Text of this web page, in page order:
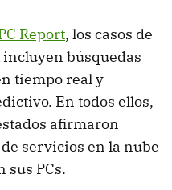
Report, los casos de
incluyen búsquedas
tiempo real y
En todos ellos,
afirmaron
servicios en la nube
sus PCs.